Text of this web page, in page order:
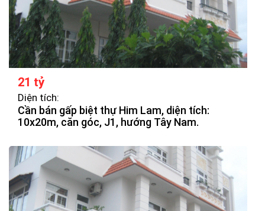
21 tỷ
Diện tích:
Cần bán gấp biệt thự Him Lam, diện tích:
10x20m, căn góc, J1, hướng Tây Nam.